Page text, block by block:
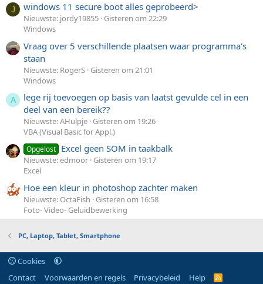
J windows 11 secure boot alles geprobeerd>
Nieuwste: jordy19855 Gisteren om 22:29
Windows
Vraag over 5 verschillende plaatsen waar programma's
staan
Nieuwste: RogerS Gisteren om 21:01
Windows
A
lege rij toevoegen op basis van laatst gevulde cel in een
deel van een bereik??
Nieuwste: AHulpje Gisteren om 19:26
VBA (Visual Basic for Appl.)
Opgelost Excel geen SOM in taakbalk
Nieuwste: edmoor Gisteren om 19:17
Excel
Hoe een kleur in photoshop zachter maken
Nieuwste: OctaFish
Gisteren om 16:58
Foto- Video- Geluidbewerking
PC, Laptop, Tablet, Smartphone
Cookies
Contact
Voorwaarden en regels Privacybeleid Help
R